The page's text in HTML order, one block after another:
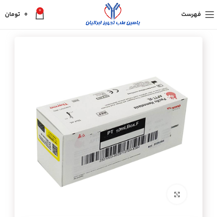
فهرست 0
0 تومان